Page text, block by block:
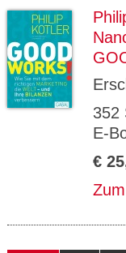
352
E-
€
GV_CO
OKIES
gabal-